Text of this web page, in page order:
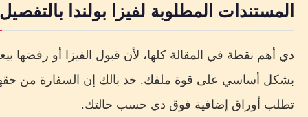
المستندات المطلوبة لفيزا بولندا بالتفصيل
دي أهم نقطة في المقالة كلها، لأن قبول الفيزا أو رفضها
بشكل أساسي على قوة ملفك. خد بالك إن السفارة من
تطلب أوراق إضافية فوق دي حسب حالتك.